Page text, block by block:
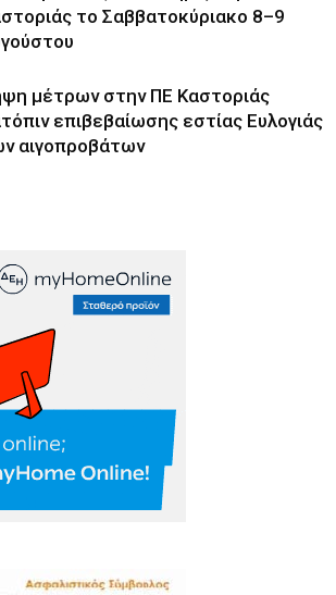
το Σαββατοκύριακο 8–9
μέτρων στην ΠΕ Καστοριάς
επιβεβαίωσης εστίας Ευλογιάς
αιγοπροβάτων